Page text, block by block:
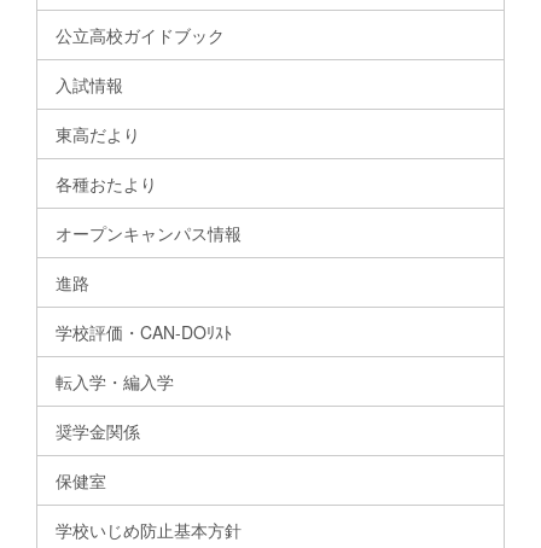
公立高校ガイドブック
入試情報
東高だより
各種おたより
オープンキャンパス情報
進路
学校評価・CAN-DOﾘｽﾄ
転入学・編入学
奨学金関係
保健室
学校いじめ防止基本方針